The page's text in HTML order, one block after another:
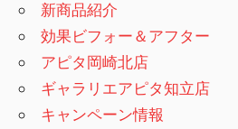
新商品紹介
効果ビフォー＆アフター
アピタ岡崎北店
ギャラリエアピタ知立店
キャンペーン情報